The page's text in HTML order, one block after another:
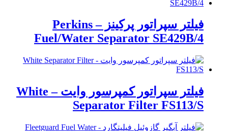
فیلتر سپراتور پرکینز – Perkins
Fuel/Water Separator SE429B/4
فیلتر سپراتور کمپرسور وایت – White
Separator Filter FS113/S